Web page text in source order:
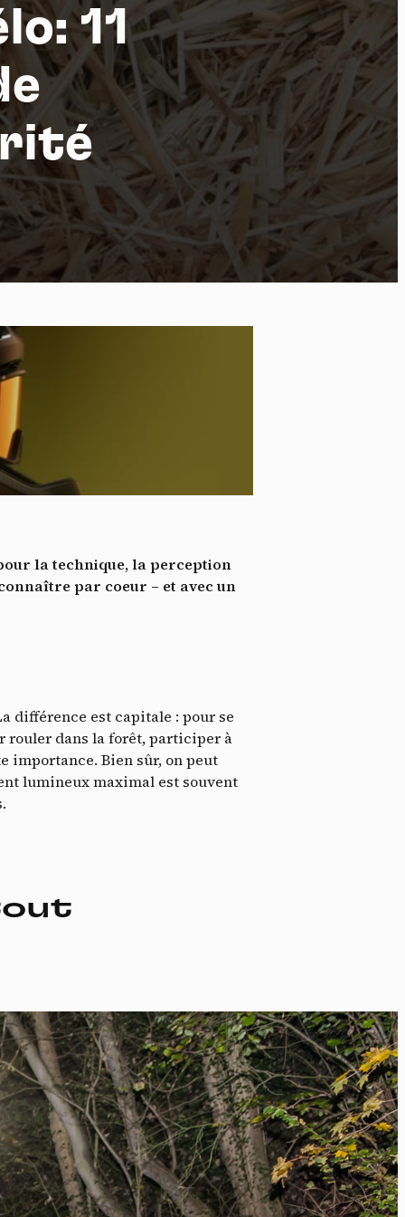
11
pour la technique, la perception
par coeur – et avec un
différence est capitale : pour se
rouler dans la forêt, participer à
importance. Bien sûr, on peut
lumineux maximal est souvent
*
et